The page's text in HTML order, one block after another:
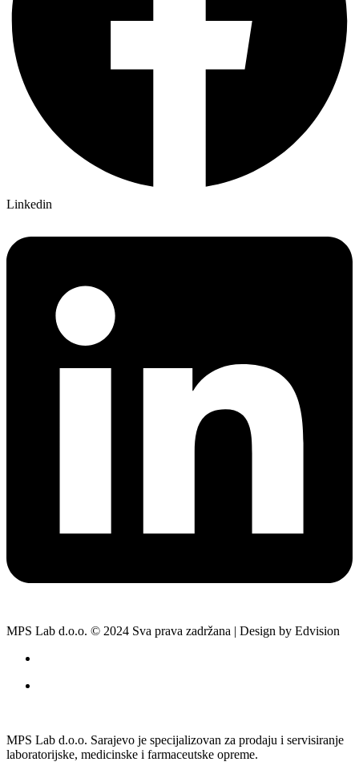
Linkedin
MPS Lab d.o.o. © 2024 Sva prava zadržana | Design by Edvision
MPS Lab d.o.o. Sarajevo je specijalizovan za prodaju i servisiranje
laboratorijske, medicinske i farmaceutske opreme.